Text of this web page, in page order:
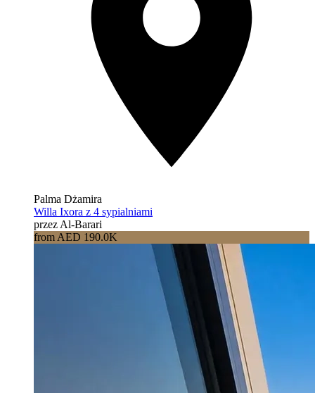
Palma Dżamira
Willa Ixora z 4 sypialniami
przez Al-Barari
from AED 190.0K